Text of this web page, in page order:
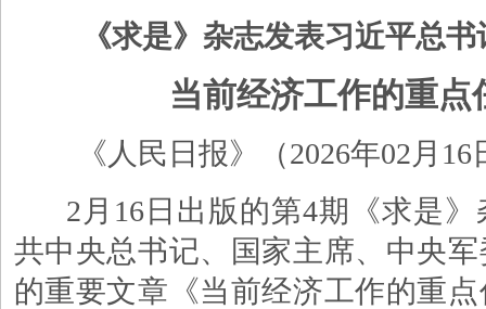
《求是》杂志发表习近平总
当前经济工作的重点
《人民日报》（2026年02月16
2月16日出版的第4期《求是
共中央总书记、国家主席、中央
的重要文章《当前经济工作的重